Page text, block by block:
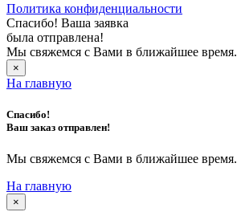
Политика конфиденциальности
Спасибо! Ваша заявка
была отправлена!
Мы свяжемся с Вами в ближайшее время.
×
На главную
Спасибо!
Ваш заказ отправлен!
Мы свяжемся с Вами в ближайшее время.
На главную
×